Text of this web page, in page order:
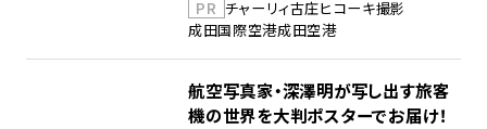
PR チャーリィ古庄ヒコーキ撮影
成田国際空港成田空港
航空写真家・深澤明が写し出す旅客
機の世界を大判ポスターでお届け！